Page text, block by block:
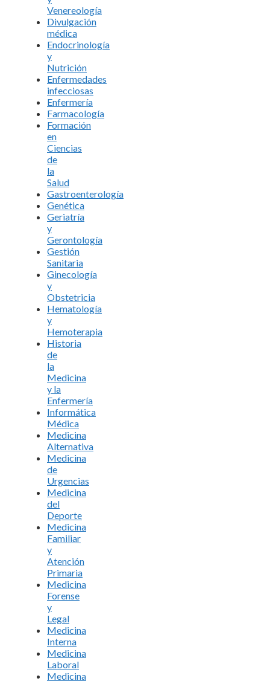
Venereología
Divulgación
médica
Endocrinología
y
Nutrición
Enfermedades
infecciosas
Enfermería
Farmacología
Formación
en
Ciencias
de
la
Salud
Gastroenterología
Genética
Geriatría
y
Gerontología
Gestión
Sanitaria
Ginecología
y
Obstetricia
Hematología
y
Hemoterapia
Historia
de
la
Medicina
y la
Enfermería
Informática
Médica
Medicina
Alternativa
Medicina
de
Urgencias
Medicina
del
Deporte
Medicina
Familiar
y
Atención
Primaria
Medicina
Forense
y
Legal
Medicina
Interna
Medicina
Laboral
Medicina